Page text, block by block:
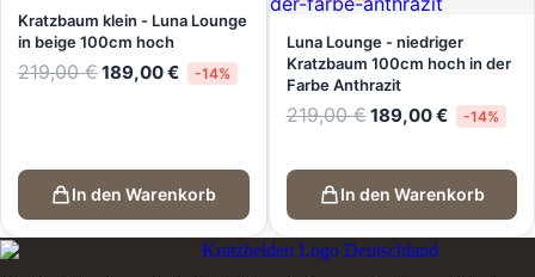
Kratzbaum klein - Luna Lounge
in beige 100cm hoch
219,00€Ursprünglicher
Preis
189,00€Aktueller
Preis
-14%
In den Warenkorb
Luna Lounge - niedriger
Kratzbaum 100cm hoch in der
Farbe Anthrazit
219,00€Ursprünglicher
Preis
219,00 €
189,00€Aktueller
Preis
189,00 €.
-14%
In den Warenkorb